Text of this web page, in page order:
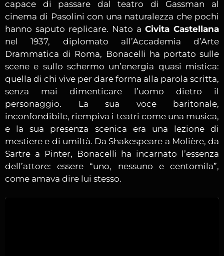
capace di passare dal teatro di Gassman al
cinema di Pasolini con una naturalezza che pochi
hanno saputo replicare. Nato a Civita Castellana
nel 1937, diplomato all’Accademia d’Arte
Drammatica di Roma, Bonacelli ha portato sulle
scene e sullo schermo un’energia quasi mistica:
quella di chi vive per dare forma alla parola scritta,
senza mai dimenticare l’uomo dietro il
personaggio. La sua voce baritonale,
inconfondibile, riempiva i teatri come una musica,
e la sua presenza scenica era una lezione di
mestiere e di umiltà. Da Shakespeare a Molière, da
Sartre a Pinter, Bonacelli ha incarnato l’essenza
dell’attore: essere “uno, nessuno e centomila”,
come amava dire lui stesso.